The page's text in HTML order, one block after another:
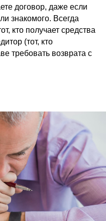
договор, даже если
знакомого. Всегда
кто получает средства
(тот, кто
требовать возврата с